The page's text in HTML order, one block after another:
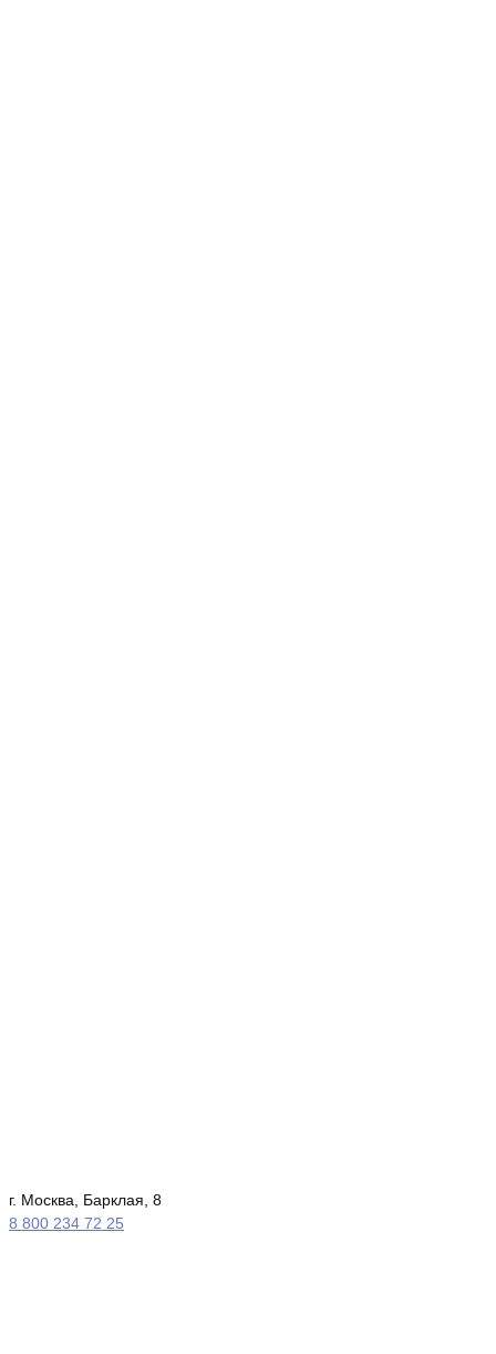
г. Москва, Барклая, 8
8 800 234 72 25